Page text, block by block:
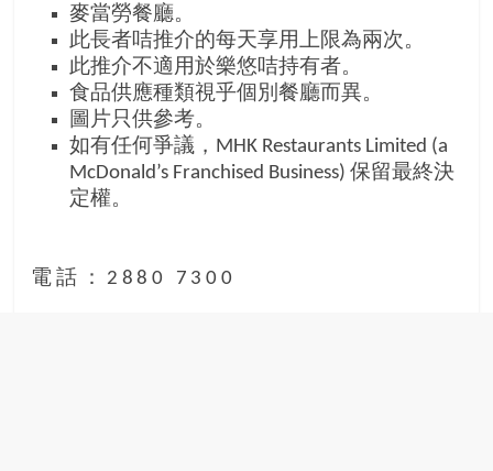
麥當勞餐廳。
此長者咭推介的每天享用上限為兩次。
此推介不適用於樂悠咭持有者。
食品供應種類視乎個別餐廳而異。
圖片只供參考。
如有任何爭議，MHK Restaurants Limited (a
McDonald’s Franchised Business) 保留最終決
定權。
電話：2880 7300